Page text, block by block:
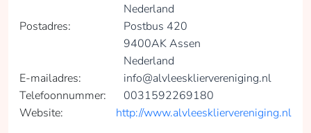
Nederland
Postadres:
Postbus 420
9400AK Assen
Nederland
E-mailadres:
info@alvleeskliervereniging.nl
Telefoonnummer:
0031592269180
Website:
http://www.alvleeskliervereniging.nl